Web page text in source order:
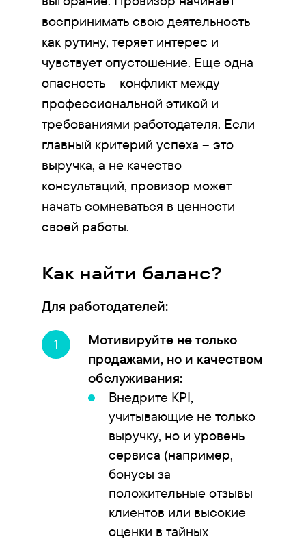
воспринимать свою деятельность
как рутину, теряет интерес и
чувствует опустошение. Еще одна
опасность – конфликт между
профессиональной этикой и
требованиями работодателя. Если
главный критерий успеха – это
выручка, а не качество
консультаций, провизор может
начать сомневаться в ценности
своей работы.
Как найти баланс?
Для работодателей:
Мотивируйте не только
продажами, но и качеством
обслуживания:
Внедрите KPI,
учитывающие не только
выручку, но и уровень
сервиса (например,
бонусы за
положительные отзывы
клиентов или высокие
оценки в тайных